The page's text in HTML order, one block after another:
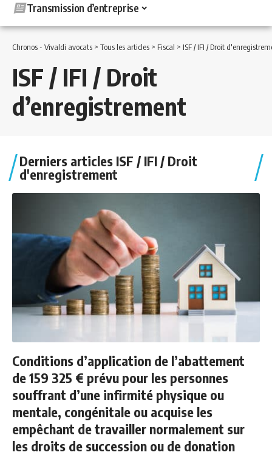
Transmission d’entreprise
Chronos - Vivaldi avocats > Tous les articles > Fiscal > ISF / IFI / Droit
ISF / IFI / Droit
d’enregistrement
Derniers articles ISF / IFI / Droit
d'enregistrement
Conditions d’application de l’abattement
de 159 325 € prévu pour les personnes
souffrant d’une infirmité physique ou
mentale, congénitale ou acquise les
empêchant de travailler normalement sur
les droits de succession ou de donation